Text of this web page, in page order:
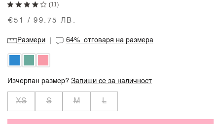
(11)
€51 / 99.75 ЛВ.
Размери 64%отговаря на размера
Изчерпан размер?Запиши се за наличност
XS S M L